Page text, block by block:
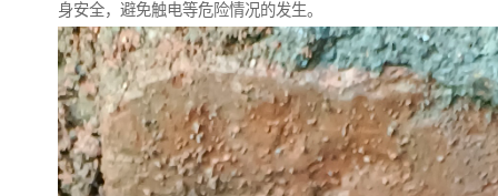
身安全，避免触电等危险情况的发生。